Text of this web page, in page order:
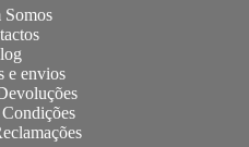
Somos
e envios